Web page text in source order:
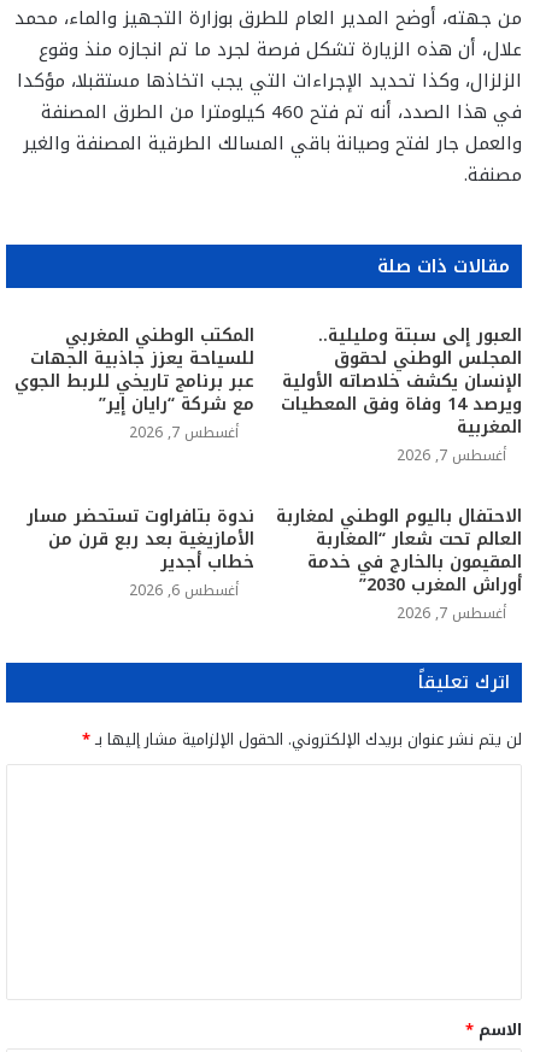
من جهته، أوضح المدير العام للطرق بوزارة التجهيز والماء، محمد
علال، أن هذه الزيارة تشكل فرصة لجرد ما تم انجازه منذ وقوع
الزلزال، وكذا تحديد الإجراءات التي يجب اتخاذها مستقبلا، مؤكدا
في هذا الصدد، أنه تم فتح 460 كيلومترا من الطرق المصنفة
والعمل جار لفتح وصيانة باقي المسالك الطرقية المصنفة والغير
مصنفة.
مقالات ذات صلة
العبور إلى سبتة ومليلية..
المجلس الوطني لحقوق
الإنسان يكشف خلاصاته الأولية
ويرصد 14 وفاة وفق المعطيات
المغربية
أغسطس 7, 2026
المكتب الوطني المغربي
للسياحة يعزز جاذبية الجهات
عبر برنامج تاريخي للربط الجوي
مع شركة “رايان إير”
أغسطس 7, 2026
الاحتفال باليوم الوطني لمغاربة
العالم تحت شعار “المغاربة
المقيمون بالخارج في خدمة
أوراش المغرب 2030”
أغسطس 7, 2026
ندوة بتافراوت تستحضر مسار
الأمازيغية بعد ربع قرن من
خطاب أجدير
أغسطس 6, 2026
اترك تعليقاً
لن يتم نشر عنوان بريدك الإلكتروني. الحقول الإلزامية مشار إليها بـ*
ق
*
الاسم *